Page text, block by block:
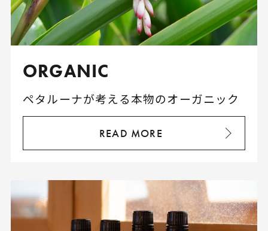
ORGANIC
ペタルーナが考える本物のオーガニック
READ MORE